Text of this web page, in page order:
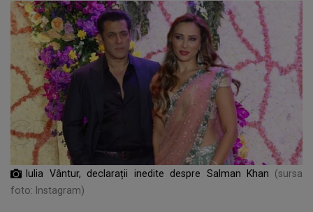
Iulia Vântur, declarații inedite despre Salman Khan
(sursa
foto: Instagram)